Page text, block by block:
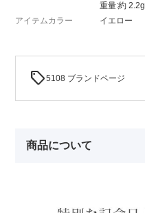
重量:約 2.2g
アイテムカラー
イエロー
sell5108 ブランドページ
商品について